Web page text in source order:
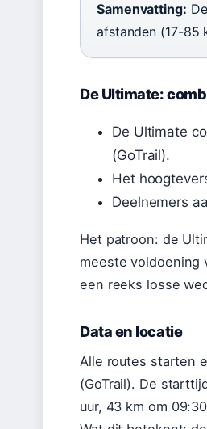
Samenvatting:
afstanden (17-85
De Ultimate:
De Ultimate
(GoTrail).
Het
Deelnemers
Het patroon: de
meeste voldoening
een reeks losse
Data en locatie
Alle routes starten
(GoTrail). De
uur, 43 km om